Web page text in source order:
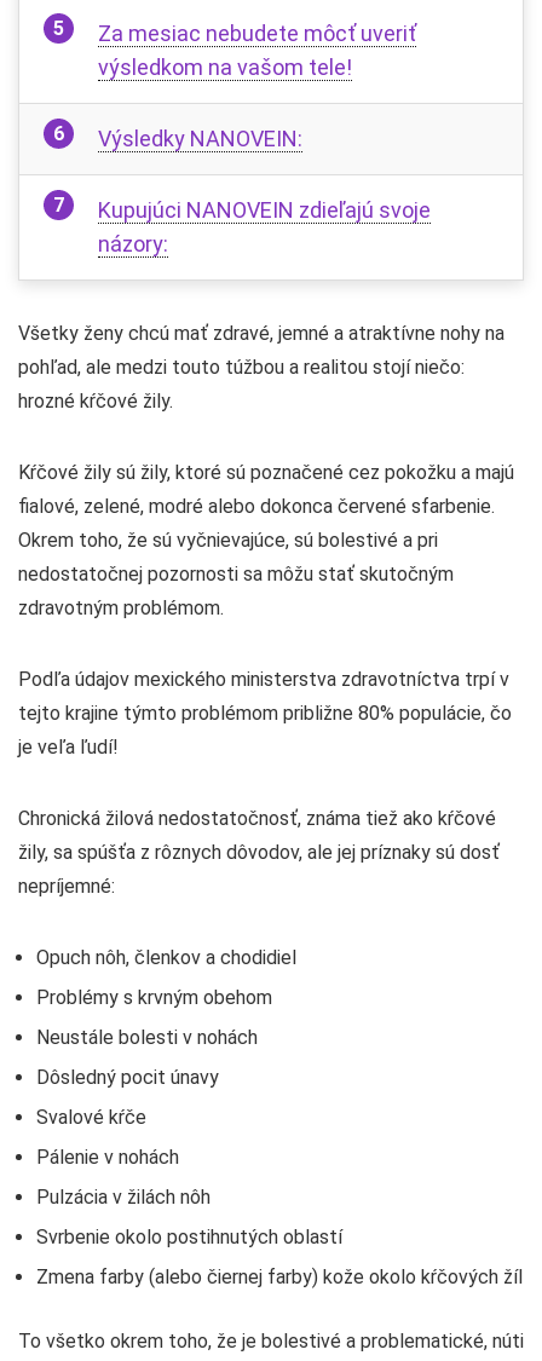
Za mesiac nebudete môcť uveriť
výsledkom na vašom tele!
Výsledky NANOVEIN:
Kupujúci NANOVEIN zdieľajú svoje
názory:
Všetky ženy chcú mať zdravé, jemné a atraktívne nohy na
pohľad, ale medzi touto túžbou a realitou stojí niečo:
hrozné kŕčové žily.
Kŕčové žily sú žily, ktoré sú poznačené cez pokožku a majú
fialové, zelené, modré alebo dokonca červené sfarbenie.
Okrem toho, že sú vyčnievajúce, sú bolestivé a pri
nedostatočnej pozornosti sa môžu stať skutočným
zdravotným problémom.
Podľa údajov mexického ministerstva zdravotníctva trpí v
tejto krajine týmto problémom približne 80% populácie, čo
je veľa ľudí!
Chronická žilová nedostatočnosť, známa tiež ako kŕčové
žily, sa spúšťa z rôznych dôvodov, ale jej príznaky sú dosť
nepríjemné:
Opuch nôh, členkov a chodidiel
Problémy s krvným obehom
Neustále bolesti v nohách
Dôsledný pocit únavy
Svalové kŕče
Pálenie v nohách
Pulzácia v žilách nôh
Svrbenie okolo postihnutých oblastí
Zmena farby (alebo čiernej farby) kože okolo kŕčových žíl
To všetko okrem toho, že je bolestivé a problematické, núti